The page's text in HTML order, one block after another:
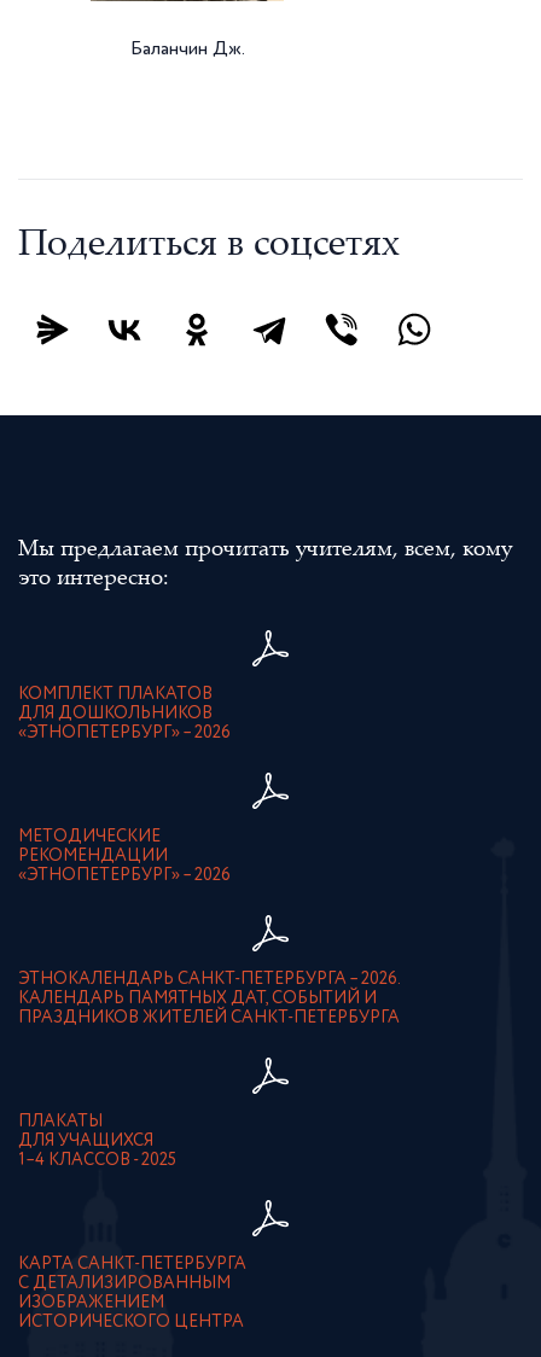
Баланчин Дж.
Поделиться в соцсетях
Мы предлагаем прочитать учителям, всем, кому
это интересно:
КОМПЛЕКТ ПЛАКАТОВ
ДЛЯ ДОШКОЛЬНИКОВ
«ЭТНОПЕТЕРБУРГ» – 2026
МЕТОДИЧЕСКИЕ
РЕКОМЕНДАЦИИ
«ЭТНОПЕТЕРБУРГ» – 2026
ЭТНОКАЛЕНДАРЬ САНКТ-ПЕТЕРБУРГА – 2026.
КАЛЕНДАРЬ ПАМЯТНЫХ ДАТ, СОБЫТИЙ И
ПРАЗДНИКОВ ЖИТЕЛЕЙ САНКТ-ПЕТЕРБУРГА
ПЛАКАТЫ
ДЛЯ УЧАЩИХСЯ
1–4 КЛАССОВ - 2025
КАРТА САНКТ-ПЕТЕРБУРГА
С ДЕТАЛИЗИРОВАННЫМ
ИЗОБРАЖЕНИЕМ
ИСТОРИЧЕСКОГО ЦЕНТРА